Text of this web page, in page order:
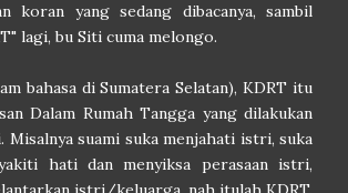
koran yang sedang dibacanya, sambil
lagi, bu Siti cuma melongo.
bahasa di Sumatera Selatan), KDRT itu
Dalam Rumah Tangga yang dilakukan
Misalnya suami suka menjahati istri, suka
hati dan menyiksa perasaan istri,